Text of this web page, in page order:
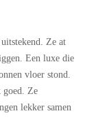
Ze at
Een luxe die
vloer stond.
goed. Ze
lekker samen